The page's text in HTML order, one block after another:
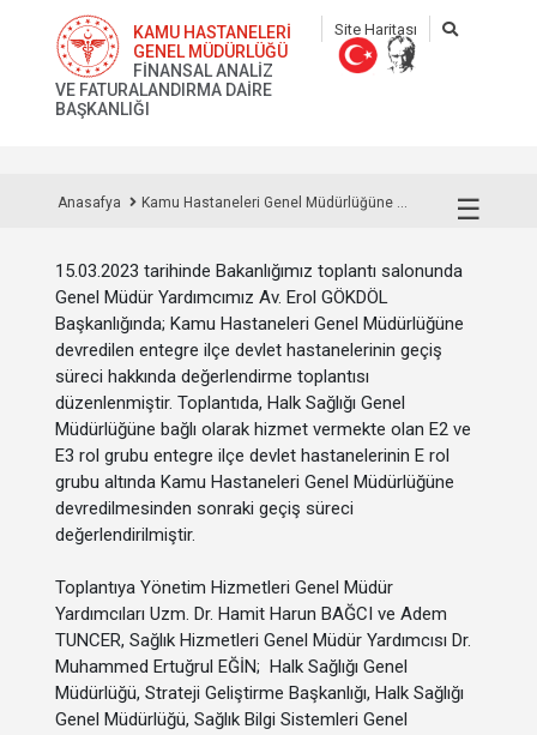
KAMU HASTANELERİ
GENEL MÜDÜRLÜĞÜ
FİNANSAL ANALİZ
VE FATURALANDIRMA DAİRE
BAŞKANLIĞI
Site Haritası
☰
Anasafya Kamu Hastaneleri Genel Müdürlüğüne ...
15.03.2023 tarihinde Bakanlığımız toplantı salonunda
Genel Müdür Yardımcımız Av. Erol GÖKDÖL
Başkanlığında; Kamu Hastaneleri Genel Müdürlüğüne
devredilen entegre ilçe devlet hastanelerinin geçiş
süreci hakkında değerlendirme toplantısı
düzenlenmiştir. Toplantıda, Halk Sağlığı Genel
Müdürlüğüne bağlı olarak hizmet vermekte olan E2 ve
E3 rol grubu entegre ilçe devlet hastanelerinin E rol
grubu altında Kamu Hastaneleri Genel Müdürlüğüne
devredilmesinden sonraki geçiş süreci
değerlendirilmiştir.
Toplantıya Yönetim Hizmetleri Genel Müdür
Yardımcıları Uzm. Dr. Hamit Harun BAĞCI ve Adem
TUNCER, Sağlık Hizmetleri Genel Müdür Yardımcısı Dr.
Muhammed Ertuğrul EĞİN; Halk Sağlığı Genel
Müdürlüğü, Strateji Geliştirme Başkanlığı, Halk Sağlığı
Genel Müdürlüğü, Sağlık Bilgi Sistemleri Genel